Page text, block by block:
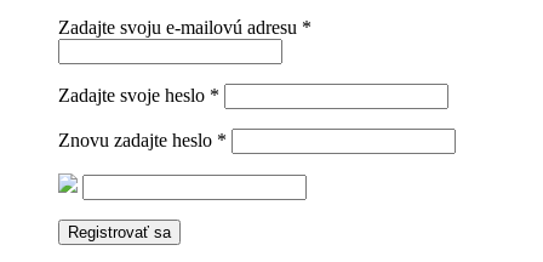
Zadajte svoju e-mailovú adresu *
Zadajte svoje heslo *
Znovu zadajte heslo *
Registrovať sa